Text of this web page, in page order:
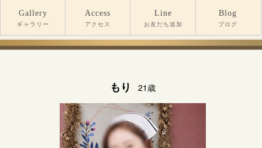
Gallery
ギャラリー
Access
アクセス
Line
お友だち追加
Blog
ブログ
もり 21歳